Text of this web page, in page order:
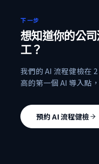
下一步
想知道你的公
工？
我們的 AI 流程健檢在
高的第一個 AI 導入點
預約 AI 流程健檢